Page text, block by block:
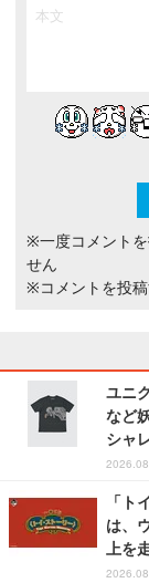
※一度コメント
せん
※コメントを投
ユニ
など
シャ
「ト
は、
上を